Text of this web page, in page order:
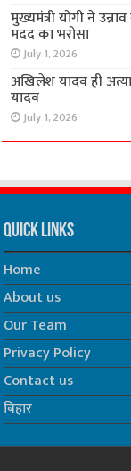
मुख्यमंत्री योगी ने
मदद का भरोसा
July 1, 2026
अखिलेश यादव ही
यादव
July 1, 2026
Quick Links
Home
About us
Our Team
Privacy Policy
Contact us
बिहार